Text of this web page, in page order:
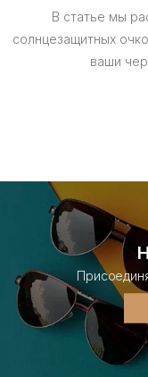
В статье мы
солнцезащитных
ваши